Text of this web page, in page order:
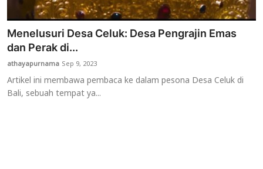
Menelusuri Desa Celuk: Desa Pengrajin Emas
dan Perak di...
athayapurnama Sep 9, 2023
Artikel ini membawa pembaca ke dalam pesona Desa Celuk di
Bali, sebuah tempat ya...